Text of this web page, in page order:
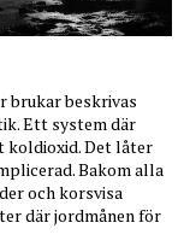
brukar beskrivas
Ett system där
koldioxid. Det låter
Bakom alla
och korsvisa
där jordmånen för